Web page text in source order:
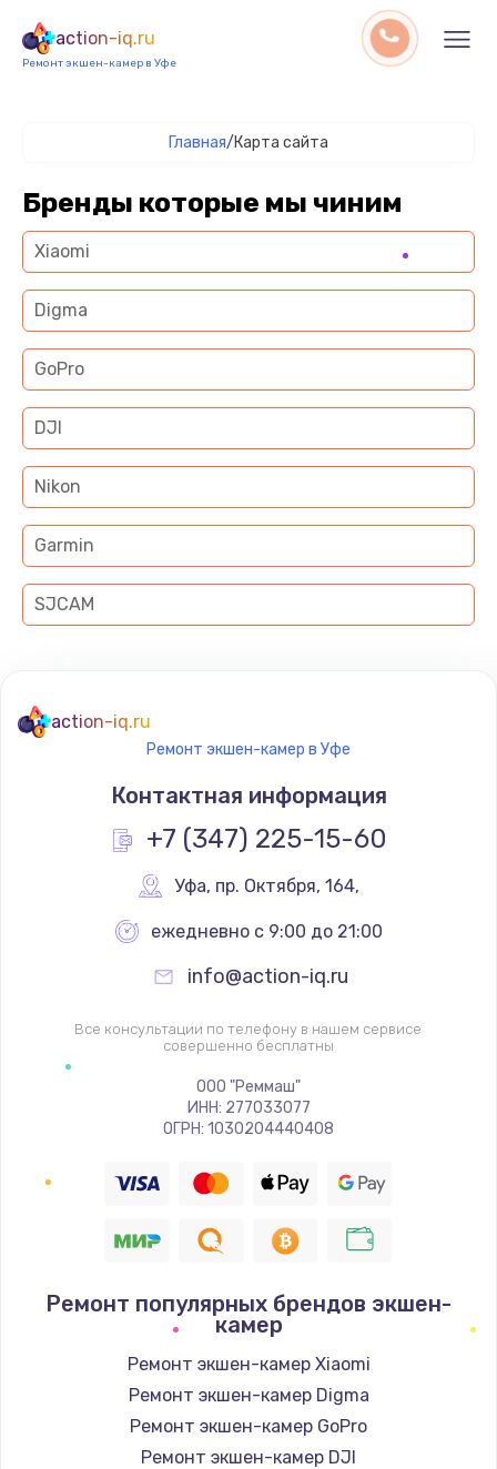
action-iq.ru
Ремонт экшен-камер в Уфе
Главная/Карта сайта
Бренды которые мы чиним
Xiaomi
Digma
GoPro
DJI
Nikon
Garmin
SJCAM
action-iq.ru
Ремонт экшен-камер в Уфе
Контактная информация
+7 (347) 225-15-60
Уфа, пр. Октября, 164,
ежедневно с 9:00 до 21:00
info@action-iq.ru
Все консультации по телефону в нашем сервисе
совершенно бесплатны
ООО "Реммаш"
ИНН: 277033077
ОГРН: 1030204440408
Ремонт популярных брендов экшен-
камер
Ремонт экшен-камер Xiaomi
Ремонт экшен-камер Digma
Ремонт экшен-камер GoPro
Ремонт экшен-камер DJI